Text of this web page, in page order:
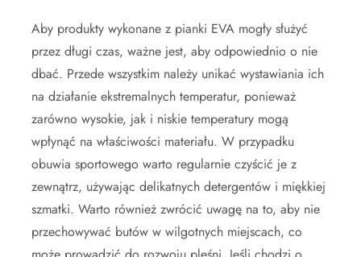
Aby produkty wykonane z pianki EVA mogły służyć
przez długi czas, ważne jest, aby odpowiednio o nie
dbać. Przede wszystkim należy unikać wystawiania ich
na działanie ekstremalnych temperatur, ponieważ
zarówno wysokie, jak i niskie temperatury mogą
wpłynąć na właściwości materiału. W przypadku
obuwia sportowego warto regularnie czyścić je z
zewnątrz, używając delikatnych detergentów i miękkiej
szmatki. Warto również zwrócić uwagę na to, aby nie
przechowywać butów w wilgotnych miejscach, co